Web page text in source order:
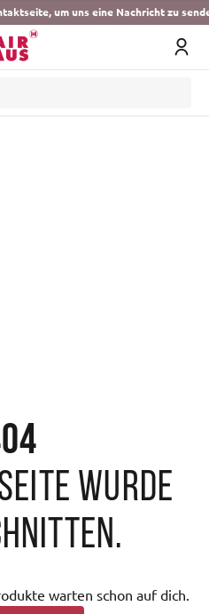
um uns eine Nachricht zu
wurde
warten schon auf dich.